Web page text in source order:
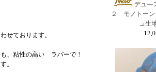
デュ―
２ モノトー
ュ生
ております。
、粘性の高い ラバーで！
。